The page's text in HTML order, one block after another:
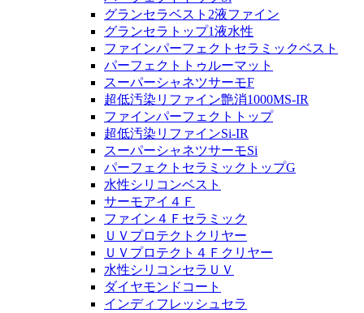
グランセラベスト2液ファイン
グランセラトップ1液水性
ファインパーフェクトセラミックベスト
パーフェクトトゥルーマット
スーパーシャネツサーモF
超低汚染リファイン艶消1000MS-IR
ファインパーフェクトトップ
超低汚染リファインSi-IR
スーパーシャネツサーモSi
パーフェクトセラミックトップG
水性シリコンベスト
サーモアイ４Ｆ
ファイン４Ｆセラミック
ＵＶプロテクトクリヤー
ＵＶプロテクト４Ｆクリヤー
水性シリコンセラＵＶ
ダイヤモンドコート
インディフレッシュセラ